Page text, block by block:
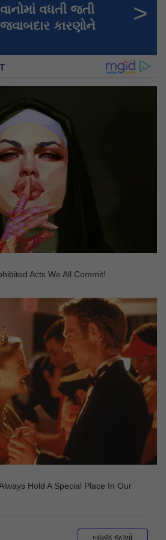
વધતી જતી
કારણોને
>
બધુજ જુઓ